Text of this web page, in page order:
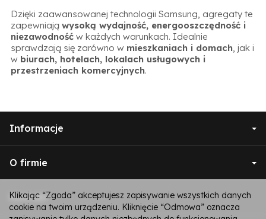
Dzięki zaawansowanej technologii Samsung, agregaty te
zapewniają wysoką wydajność, energooszczędność i
niezawodność w każdych warunkach. Idealnie
sprawdzają się zarówno w mieszkaniach i domach, jak i
w biurach, hotelach, lokalach usługowych i
przestrzeniach komercyjnych.
Informacje
O firmie
Kontakt
Klikając “Zgoda” akceptujesz zapisywanie wszystkich danych
cookie na twoim urządzeniu. Kliknięcie “Odmowa” oznacza